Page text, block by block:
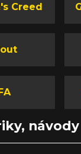
Creed
návody